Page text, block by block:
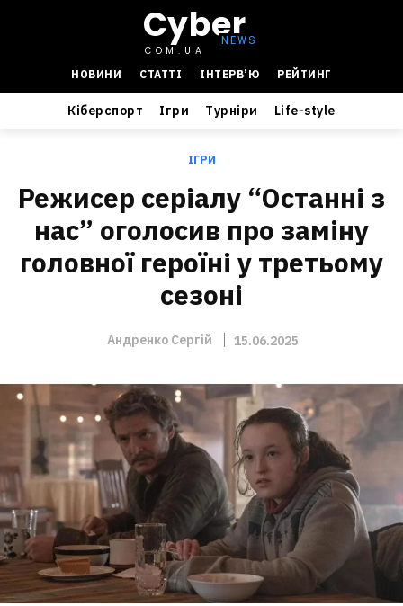
Cyber
COM.UA
НОВИНИ
СТАТТІ ІНТЕРВ’Ю РЕЙТИНГ
Кіберспорт Ігри Турніри Life-style
ІГРИ
Режисер серіалу “Останні з
нас” оголосив про заміну
головної героїні у третьому
сезоні
Андренко Сергій 15.06.2025